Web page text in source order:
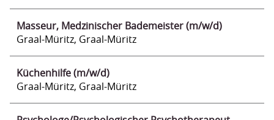
Masseur, Medzinischer Bademeister (m/w/d)
Graal-Müritz, Graal-Müritz
Küchenhilfe (m/w/d)
Graal-Müritz, Graal-Müritz